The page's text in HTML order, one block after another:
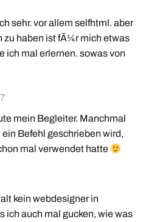
sehr. vor allem selfhtml. aber
zu haben ist fÃ¼r mich etwas
ich mal erlernen. sowas von
mein Begleiter. Manchmal
Befehl geschrieben wird,
mal verwendet hatte
kein webdesigner in
ich auch mal gucken, wie was